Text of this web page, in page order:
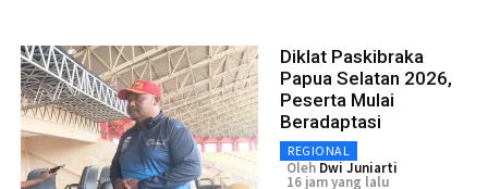
Diklat Paskibraka
Papua Selatan 2026,
Peserta Mulai
Beradaptasi
REGIONAL
Oleh Dwi Juniarti
16 jam yang lalu